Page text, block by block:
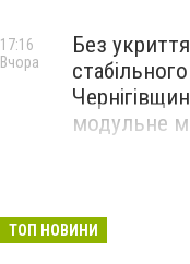
Без
модульне
17:16
Вчора
ТОП НОВИНИ